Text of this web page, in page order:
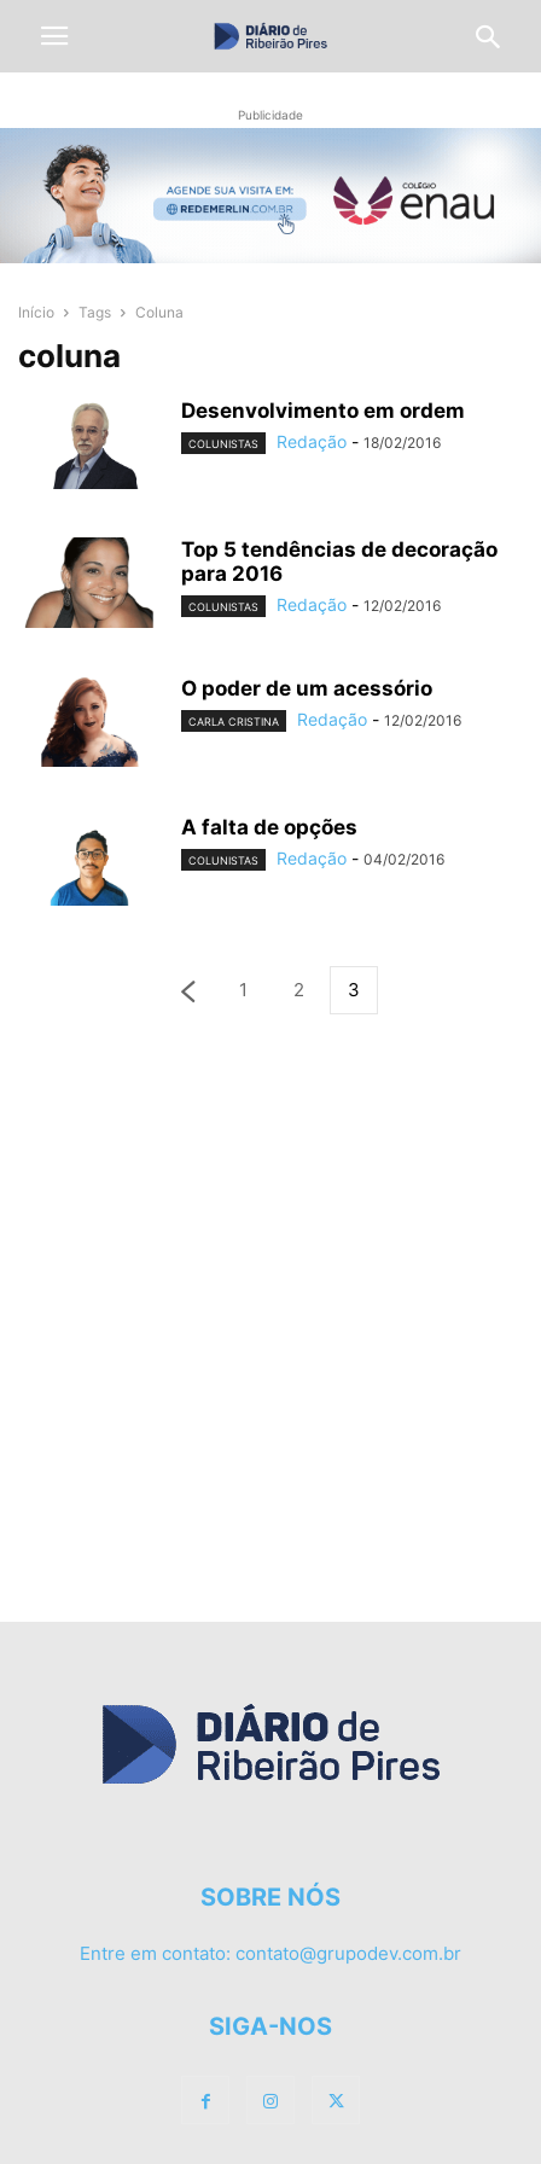
Publicidade
Início Tags Coluna
coluna
Desenvolvimento em ordem
COLUNISTAS Redação - 18/02/2016
Top 5 tendências de decoração
para 2016
COLUNISTAS Redação - 12/02/2016
O poder de um acessório
CARLA CRISTINA Redação - 12/02/2016
A falta de opções
COLUNISTAS Redação - 04/02/2016
1 2 3
SOBRE NÓS
Entre em contato: contato@grupodev.com.br
SIGA-NOS